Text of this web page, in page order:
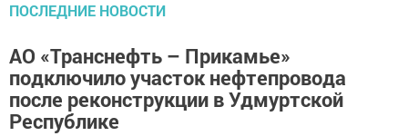
ПОСЛЕДНИЕ НОВОСТИ
АО «Транснефть – Прикамье»
подключило участок нефтепровода
после реконструкции в Удмуртской
Республике